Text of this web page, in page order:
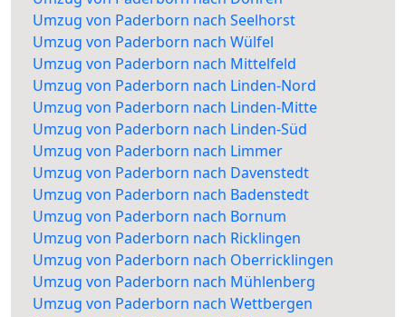
Umzug von Paderborn nach Seelhorst
Umzug von Paderborn nach Wülfel
Umzug von Paderborn nach Mittelfeld
Umzug von Paderborn nach Linden-Nord
Umzug von Paderborn nach Linden-Mitte
Umzug von Paderborn nach Linden-Süd
Umzug von Paderborn nach Limmer
Umzug von Paderborn nach Davenstedt
Umzug von Paderborn nach Badenstedt
Umzug von Paderborn nach Bornum
Umzug von Paderborn nach Ricklingen
Umzug von Paderborn nach Oberricklingen
Umzug von Paderborn nach Mühlenberg
Umzug von Paderborn nach Wettbergen